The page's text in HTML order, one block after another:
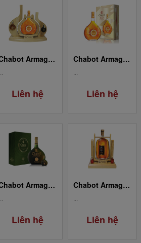
Chabot Armagnac XO 1.5L
Liên hệ
Chabot Armagnac XO 0.7L
Liên hệ
Chabot Armagnac Napoleon 0.7L
Liên hệ
Chabot Armagnac Gold 3.0L
Liên hệ